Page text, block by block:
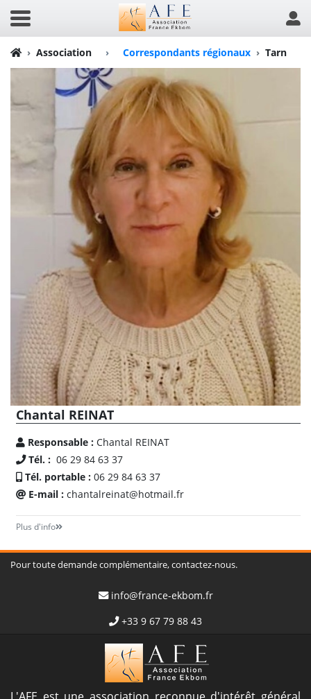
Association › Correspondants régionaux Tarn
Chantal REINAT
Responsable : Chantal REINAT
Tél. : 06 29 84 63 37
Tél. portable : 06 29 84 63 37
E-mail : chantalreinat@hotmail.fr
Plus d'info
Pour toute demande complémentaire, contactez-nous.
info@france-ekbom.fr
+33 9 67 79 88 43